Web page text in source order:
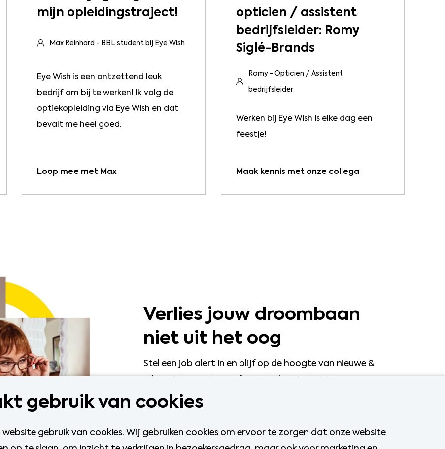
gebruik van cookies
gebruik van cookies. Wij gebruiken cookies om ervoor te zorgen dat onze website
mijn opleidingstraject!
Max Reinhard - BBL student bij Eye Wish
Eye Wish is een ontzettend leuk
bedrijf om bij te werken! Ik volg de
optiekopleiding via Eye Wish en dat
bevalt me heel goed.
Loop mee met Max
opticien / assistent
bedrijfsleider: Romy
Siglé-Brands
Romy - Opticien / Assistent
bedrijfsleider
Werken bij Eye Wish is elke dag een
feestje!
Maak kennis met onze collega
Verlies jouw droombaan
niet uit het oog
Stel een job alert in en blijf op de hoogte van nieuwe &
relevante vacatures afgestemd op jouw interesse.